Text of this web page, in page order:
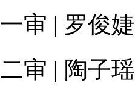
一审 | 罗俊婕
二审 | 陶子瑶